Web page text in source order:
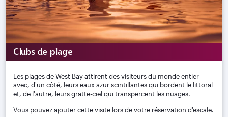
Clubs de plage
Les plages de West Bay attirent des visiteurs du monde entier
avec, d'un côté, leurs eaux azur scintillantes qui bordent le littoral
et, de l'autre, leurs gratte-ciel qui transpercent les nuages.
Vous pouvez ajouter cette visite lors de votre réservation d'escale.